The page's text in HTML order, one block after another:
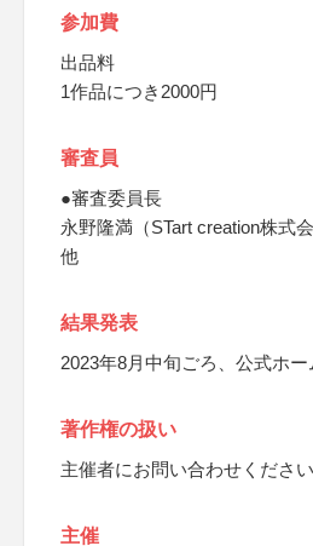
参加費
出品料
1作品につき2000円
審査員
●審査委員長
永野隆満（STart creation株式会
他
結果発表
2023年8月中旬ごろ、公式ホ
著作権の扱い
主催者にお問い合わせください
主催